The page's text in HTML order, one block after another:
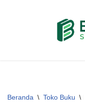
Beranda \ Toko Buku \